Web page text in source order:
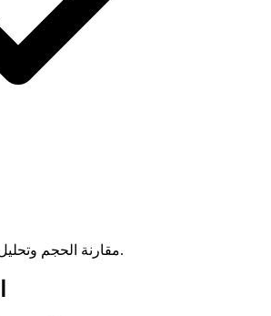
مقارنة الحجم وتحليل نسبة الترميز متضمن.